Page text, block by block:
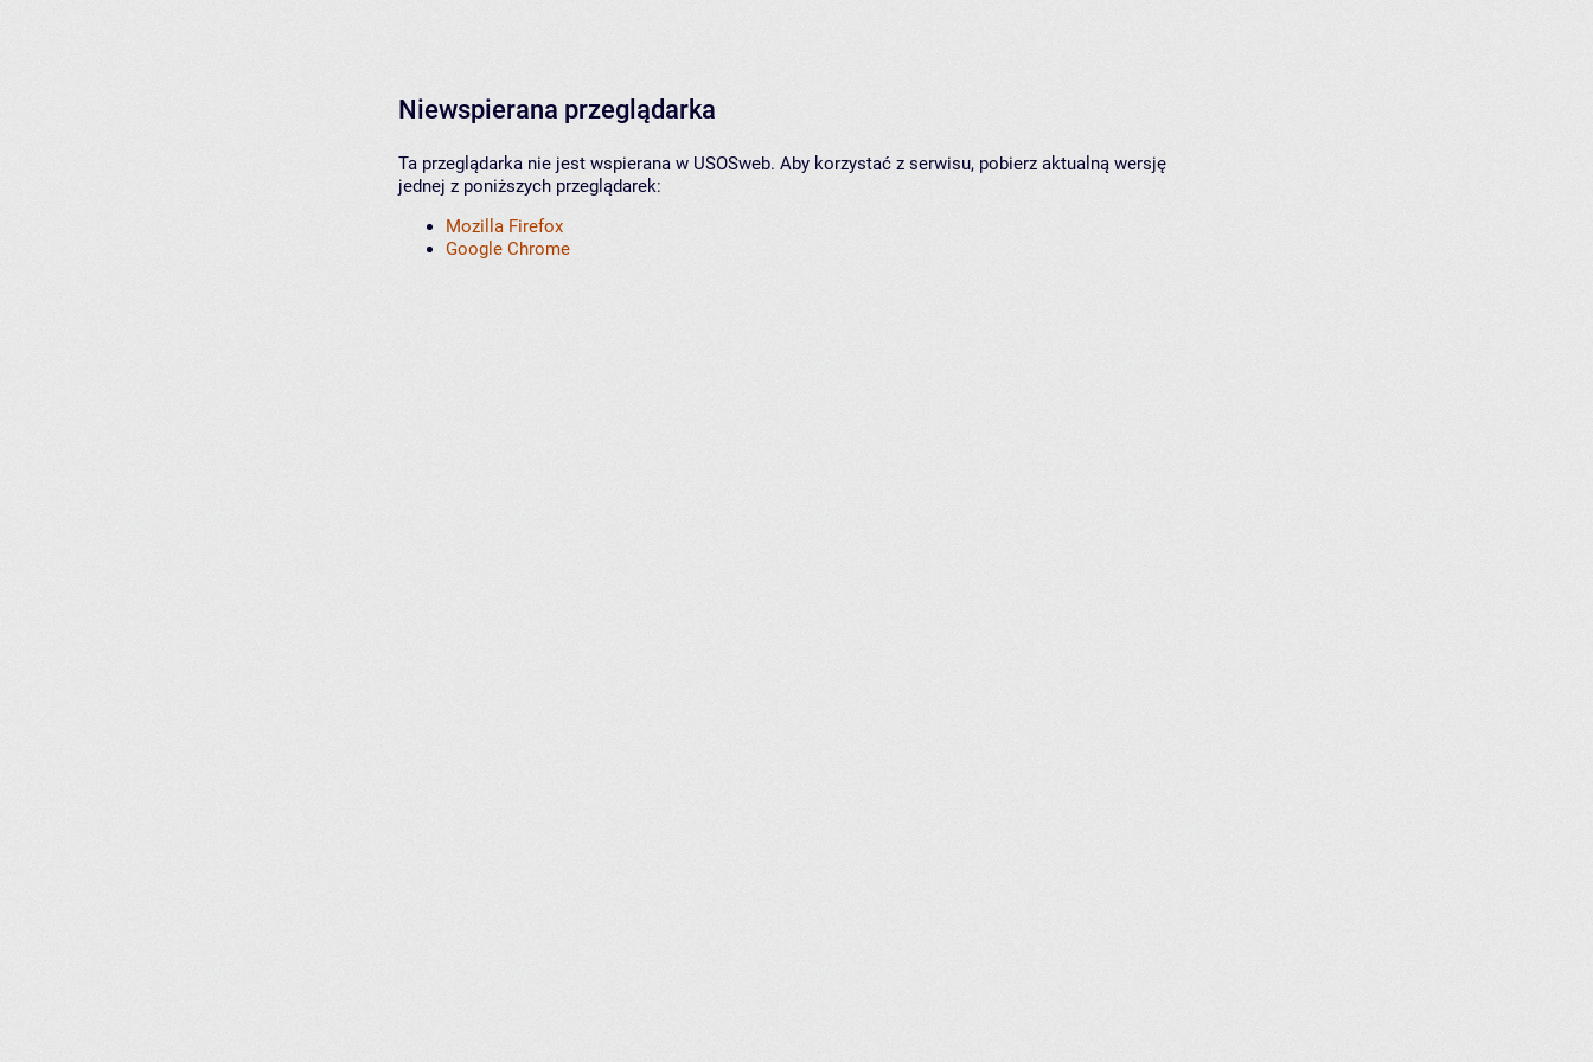
Niewspierana przeglądarka
Ta przeglądarka nie jest wspierana w USOSweb. Aby korzystać z serwisu, pobierz aktualną wersję
jednej z poniższych przeglądarek:
Mozilla Firefox
Google Chrome